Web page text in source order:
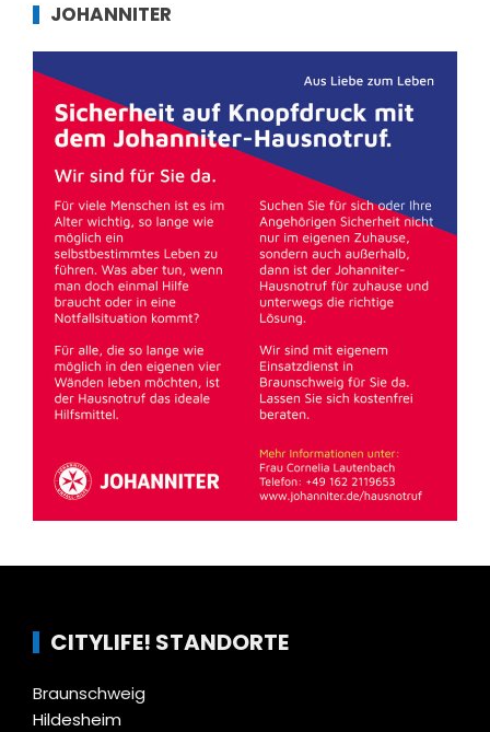
JOHANNITER
CITYLIFE! STANDORTE
Braunschweig
Hildesheim